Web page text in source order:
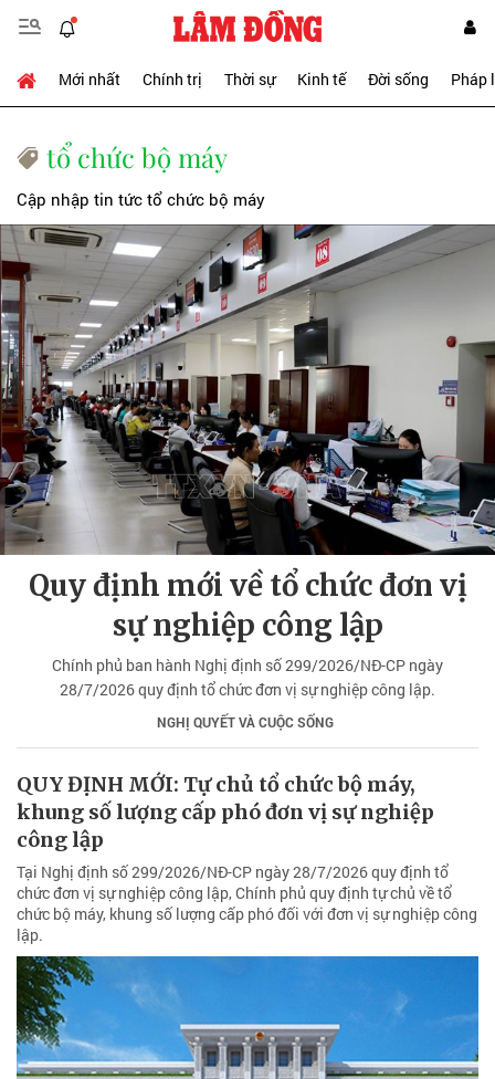
Mới nhất Chính trị Thời sự Kinh tế Đời sống Pháp
tổ chức bộ máy
Cập nhập tin tức tổ chức bộ máy
Quy định mới về tổ chức đơn vị
sự nghiệp công lập
Chính phủ ban hành Nghị định số 299/2026/NĐ-CP ngày
28/7/2026 quy định tổ chức đơn vị sự nghiệp công lập.
NGHỊ QUYẾT VÀ CUỘC SỐNG
QUY ĐỊNH MỚI: Tự chủ tổ chức bộ máy,
khung số lượng cấp phó đơn vị sự nghiệp
công lập
Tại Nghị định số 299/2026/NĐ-CP ngày 28/7/2026 quy định tổ
chức đơn vị sự nghiệp công lập, Chính phủ quy định tự chủ về tổ
chức bộ máy, khung số lượng cấp phó đối với đơn vị sự nghiệp công
lập.